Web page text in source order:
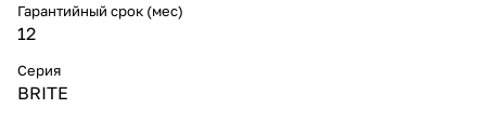
Гарантийный срок (мес)
12
Серия
BRITE